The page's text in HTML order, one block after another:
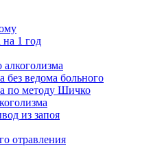
на 1 год
алкоголизма
без ведома больного
по методу Шичко
из запоя
отравления